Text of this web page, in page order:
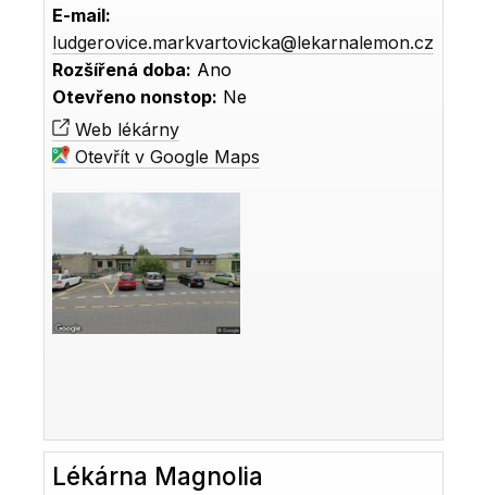
E-mail:
ludgerovice.markvartovicka@lekarnalemon.cz
Rozšířená doba: Ano
Otevřeno nonstop: Ne
Web lékárny
Otevřít v Google Maps
Lékárna Magnolia